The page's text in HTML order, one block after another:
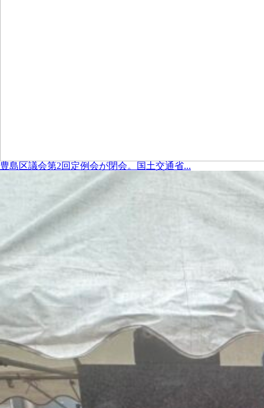
豊島区議会第2回定例会が閉会。国土交通省...